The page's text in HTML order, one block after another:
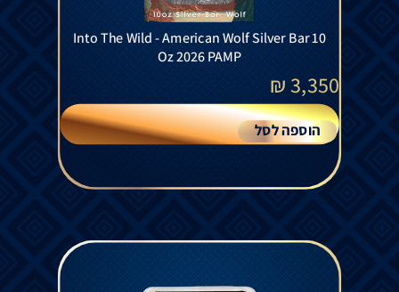
Into The Wild - American Wolf Silver Bar 10
Oz 2026 PAMP
3,350
₪
הוספה לסל